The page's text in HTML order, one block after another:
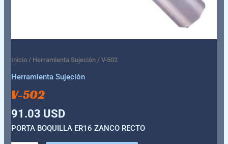
Inicio / Herramienta Sujeción / V-502
Herramienta Sujeción
V-502
91.03 USD
PORTA BOQUILLA ER16 ZANCO RECTO